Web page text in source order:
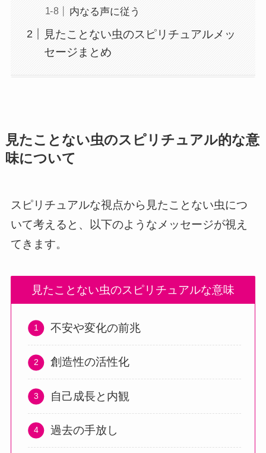
内なる声に従う
見たことない虫のスピリチュアルメッ
セージまとめ
見たことない虫のスピリチュアル的な意
味について
スピリチュアルな視点から見たことない虫につ
いて考えると、以下のようなメッセージが視え
てきます。
見たことない虫のスピリチュアルな意味
不安や変化の前兆
創造性の活性化
自己成長と内観
過去の手放し